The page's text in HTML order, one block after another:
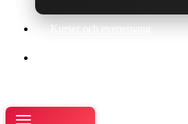
Kurser och evenemang